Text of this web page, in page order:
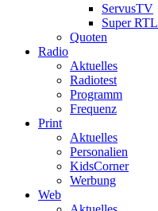
ServusTV
Super RTL
Quoten
Radio
Aktuelles
Radiotest
Programm
Frequenz
Print
Aktuelles
Personalien
KidsCorner
Werbung
Web